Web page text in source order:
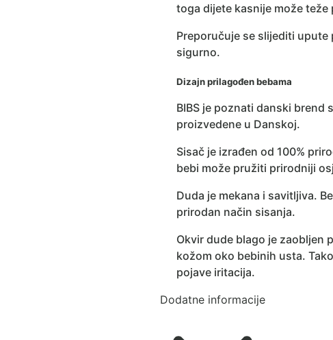
toga dijete kasnije može
Preporučuje se slijediti
sigurno.
Dizajn prilagođen bebama
BIBS je poznati danski brend
proizvedene u Danskoj.
Sisač je izrađen od 100%
bebi može pružiti prirodniji
Duda je mekana i savitljiva.
prirodan način sisanja.
Okvir dude blago je zaobljen
kožom oko bebinih usta.
pojave iritacija.
Dodatne informacije